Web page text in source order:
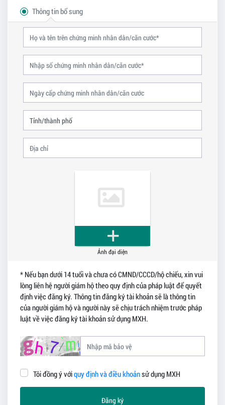
Thông tin bổ sung
Ảnh đại diện
* Nếu bạn dưới 14 tuổi và chưa có CMND/CCCD/hộ chiếu, xin vui
lòng liên hệ người giám hộ theo quy định của pháp luật để quyết
định việc đăng ký. Thông tin đăng ký tài khoản sẽ là thông tin
của người giám hộ và người này sẽ chịu trách nhiệm trước pháp
luật về việc đăng ký tài khoản sử dụng MXH.
Tôi đồng ý vớiquy định và điều khoảnsử dụng MXH
Đăng ký